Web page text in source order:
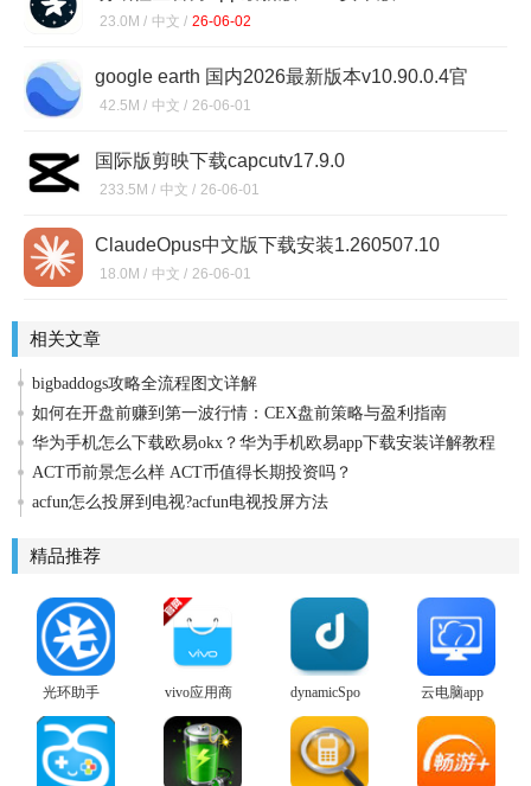
23.0M / 中文 / 26-06-02
google earth 国内2026最新版本v10.90.0.4官
方版
42.5M / 中文 / 26-06-01
国际版剪映下载capcutv17.9.0
233.5M / 中文 / 26-06-01
ClaudeOpus中文版下载安装1.260507.10
18.0M / 中文 / 26-06-01
相关文章
bigbaddogs攻略全流程图文详解
如何在开盘前赚到第一波行情：CEX盘前策略与盈利指南
华为手机怎么下载欧易okx？华为手机欧易app下载安装详解教程
ACT币前景怎么样 ACT币值得长期投资吗？
acfun怎么投屏到电视?acfun电视投屏方法
精品推荐
光环助手
2026
vivo应用商
店
dynamicSpot
play商店版
云电脑app